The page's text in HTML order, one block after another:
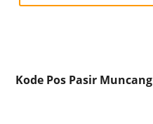
Kode Pos Pasir